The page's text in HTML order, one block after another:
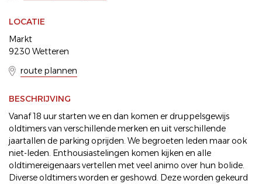
LOCATIE
Markt
9230 Wetteren
route plannen
BESCHRIJVING
Vanaf 18 uur starten we en dan komen er druppelsgewijs
oldtimers van verschillende merken en uit verschillende
jaartallen de parking oprijden. We begroeten leden maar ook
niet-leden. Enthousiastelingen komen kijken en alle
oldtimereigenaars vertellen met veel animo over hun bolide.
Diverse oldtimers worden er geshowd. Deze worden gekeurd